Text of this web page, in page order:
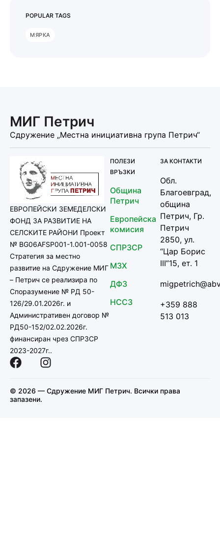
POPULAR TAGS
МЯРКА
МИГ Петрич
Сдружение „Местна инициативна група Петрич“
ЕВРОПЕЙСКИ ЗЕМЕДЕЛСКИ
ФОНД ЗА РАЗВИТИЕ НА
СЕЛСКИТЕ РАЙОНИ Проект
№ BG06AFSP001-1.001-0058
Стратегия за местно
развитие на Сдружение МИГ
– Петрич се реализира по
Споразумение № РД 50-
126/29.01.2026г. и
Административен договор №
РД50-152/02.02.2026г.
финансиран чрез СПРЗСР
2023-2027г..
ПОЛЕЗИ
ВРЪЗКИ
Община
Петрич
Европейска
комисия
СПРЗСР
МЗХ
ДФЗ
НССЗ
ЗА КОНТАКТИ
Обл.
Благоевград,
община
Петрич, Гр.
Петрич
2850, ул.
“Цар Борис
III”15, ет. 1
+359 888
513 013
© 2026 — Сдружение МИГ Петрич. Всички права
запазени.